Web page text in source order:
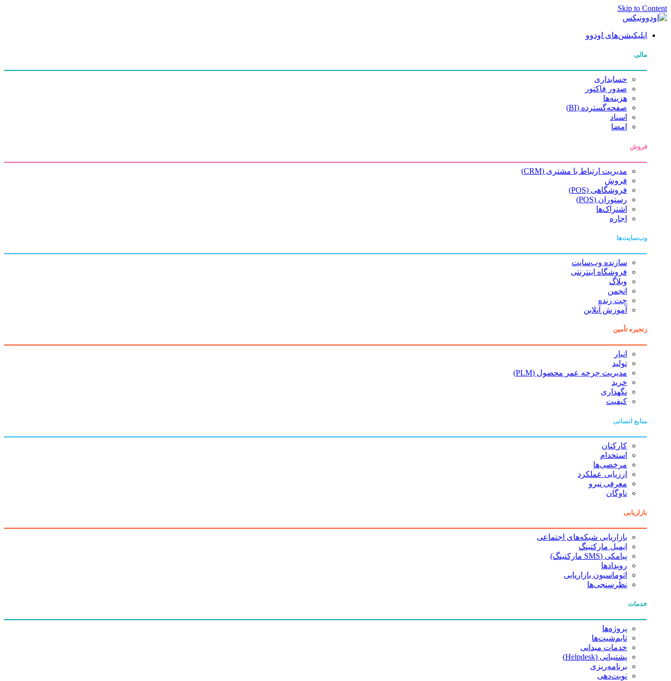
Skip to Content
اپلیکیشن‌های اودوو
مالی
حسابداری
صدور فاکتور
هزینه‌ها
صفحه‌گسترده (BI)
اسناد
امضا
فروش
مدیریت ارتباط با مشتری (CRM)
فروش
فروشگاهی (POS)
رستوران (POS)
اشتراک‌ها
اجاره
وب‌سایت‌ها
سازنده وب‌سایت
فروشگاه اینترنتی
وبلاگ
انجمن
چت زنده
آموزش آنلاین
زنجیره تأمین
انبار
تولید
مدیریت چرخه عمر محصول (PLM)
خرید
نگهداری
کیفیت
منابع انسانی
کارکنان
استخدام
مرخصی‌ها
ارزیابی عملکرد
معرفی نیرو
ناوگان
بازاریابی
بازاریابی شبکه‌های اجتماعی
ایمیل مارکتینگ
پیامکی (SMS مارکتینگ)
رویدادها
اتوماسیون بازاریابی
نظرسنجی‌ها
خدمات
پروژه‌ها
تایم‌شیت‌ها
خدمات میدانی
پشتیبانی (Helpdesk)
برنامه‌ریزی
نوبت‌دهی